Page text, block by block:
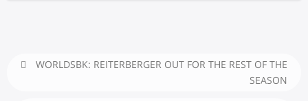
WORLDSBK: REITERBERGER OUT FOR THE REST OF THE
SEASON